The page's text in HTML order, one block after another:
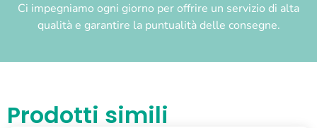
Ci impegniamo ogni giorno per offrire un servizio di alta
qualità e garantire la puntualità delle consegne.
Prodotti simili